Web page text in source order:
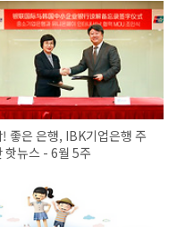
! 좋은 은행, IBK기업은행 주
핫뉴스 - 6월 5주